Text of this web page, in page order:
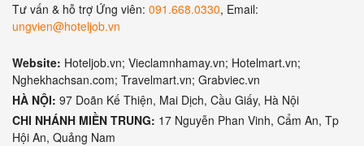
Tư vấn & hỗ trợ Ứng viên: 091.668.0330, Email:
ungvien@hoteljob.vn
Website: Hoteljob.vn; Vieclamnhamay.vn; Hotelmart.vn;
Nghekhachsan.com; Travelmart.vn; Grabviec.vn
HÀ NỘI: 97 Doãn Kế Thiện, Mai Dịch, Cầu Giấy, Hà Nội
CHI NHÁNH MIỀN TRUNG: 17 Nguyễn Phan Vinh, Cẩm An, Tp
Hội An, Quảng Nam